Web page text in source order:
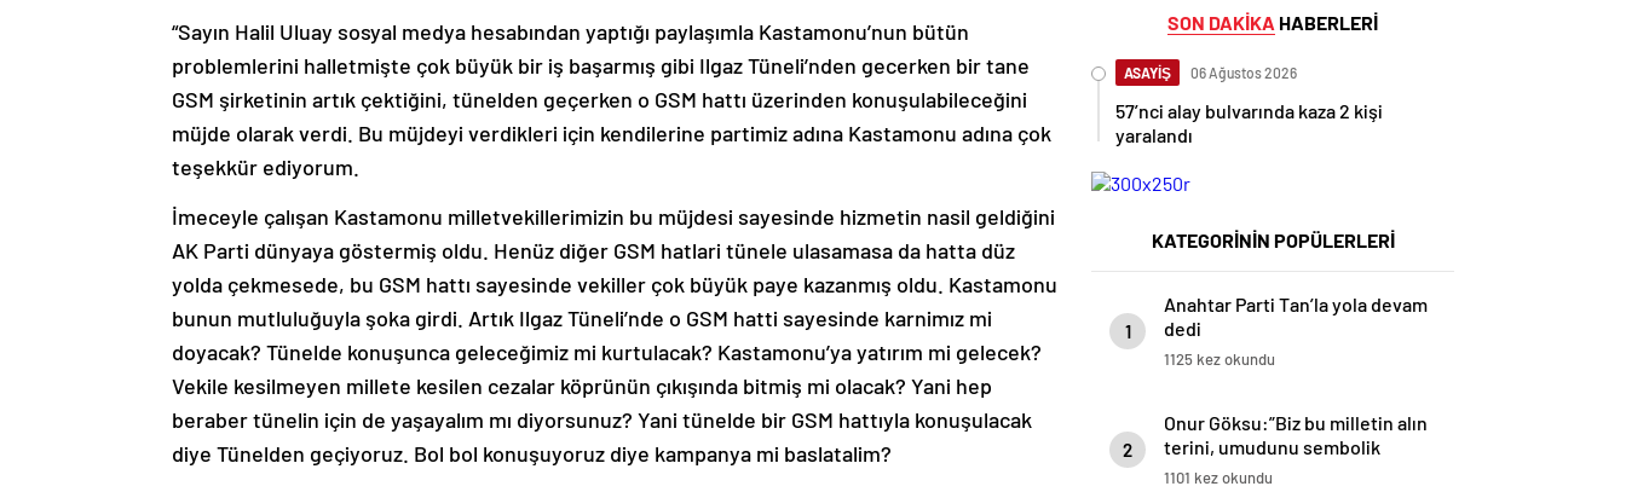
“Sayın Halil Uluay sosyal medya hesabından yaptığı paylaşımla Kastamonu’nun bütün
problemlerini halletmişte çok büyük bir iş başarmış gibi Ilgaz Tüneli’nden gecerken bir tane
GSM şirketinin artık çektiğini, tünelden geçerken o GSM hattı üzerinden konuşulabileceğini
müjde olarak verdi. Bu müjdeyi verdikleri için kendilerine partimiz adına Kastamonu adına çok
teşekkür ediyorum.
İmeceyle çalışan Kastamonu milletvekillerimizin bu müjdesi sayesinde hizmetin nasil geldiğini
AK Parti dünyaya göstermiş oldu. Henüz diğer GSM hatlari tünele ulasamasa da hatta düz
yolda çekmesede, bu GSM hattı sayesinde vekiller çok büyük paye kazanmış oldu. Kastamonu
bunun mutluluğuyla şoka girdi. Artık Ilgaz Tüneli’nde o GSM hatti sayesinde karnimız mi
doyacak? Tünelde konuşunca geleceğimiz mi kurtulacak? Kastamonu’ya yatırım mi gelecek?
Vekile kesilmeyen millete kesilen cezalar köprünün çıkışında bitmiş mi olacak? Yani hep
beraber tünelin için de yaşayalım mı diyorsunuz? Yani tünelde bir GSM hattıyla konuşulacak
diye Tünelden geçiyoruz. Bol bol konuşuyoruz diye kampanya mi baslatalim?
SON DAKİKA HABERLERİ
ASAYİŞ 06 Ağustos 2026
57’nci alay bulvarında kaza 2 kişi
yaralandı
KATEGORİNİN POPÜLERLERİ
1
Anahtar Parti Tan’la yola devam
dedi
1125 kez okundu
2
Onur Göksu:”Biz bu milletin alın
terini, umudunu sembolik
rakamlarla tüketen anlayışa
1101 kez okundu